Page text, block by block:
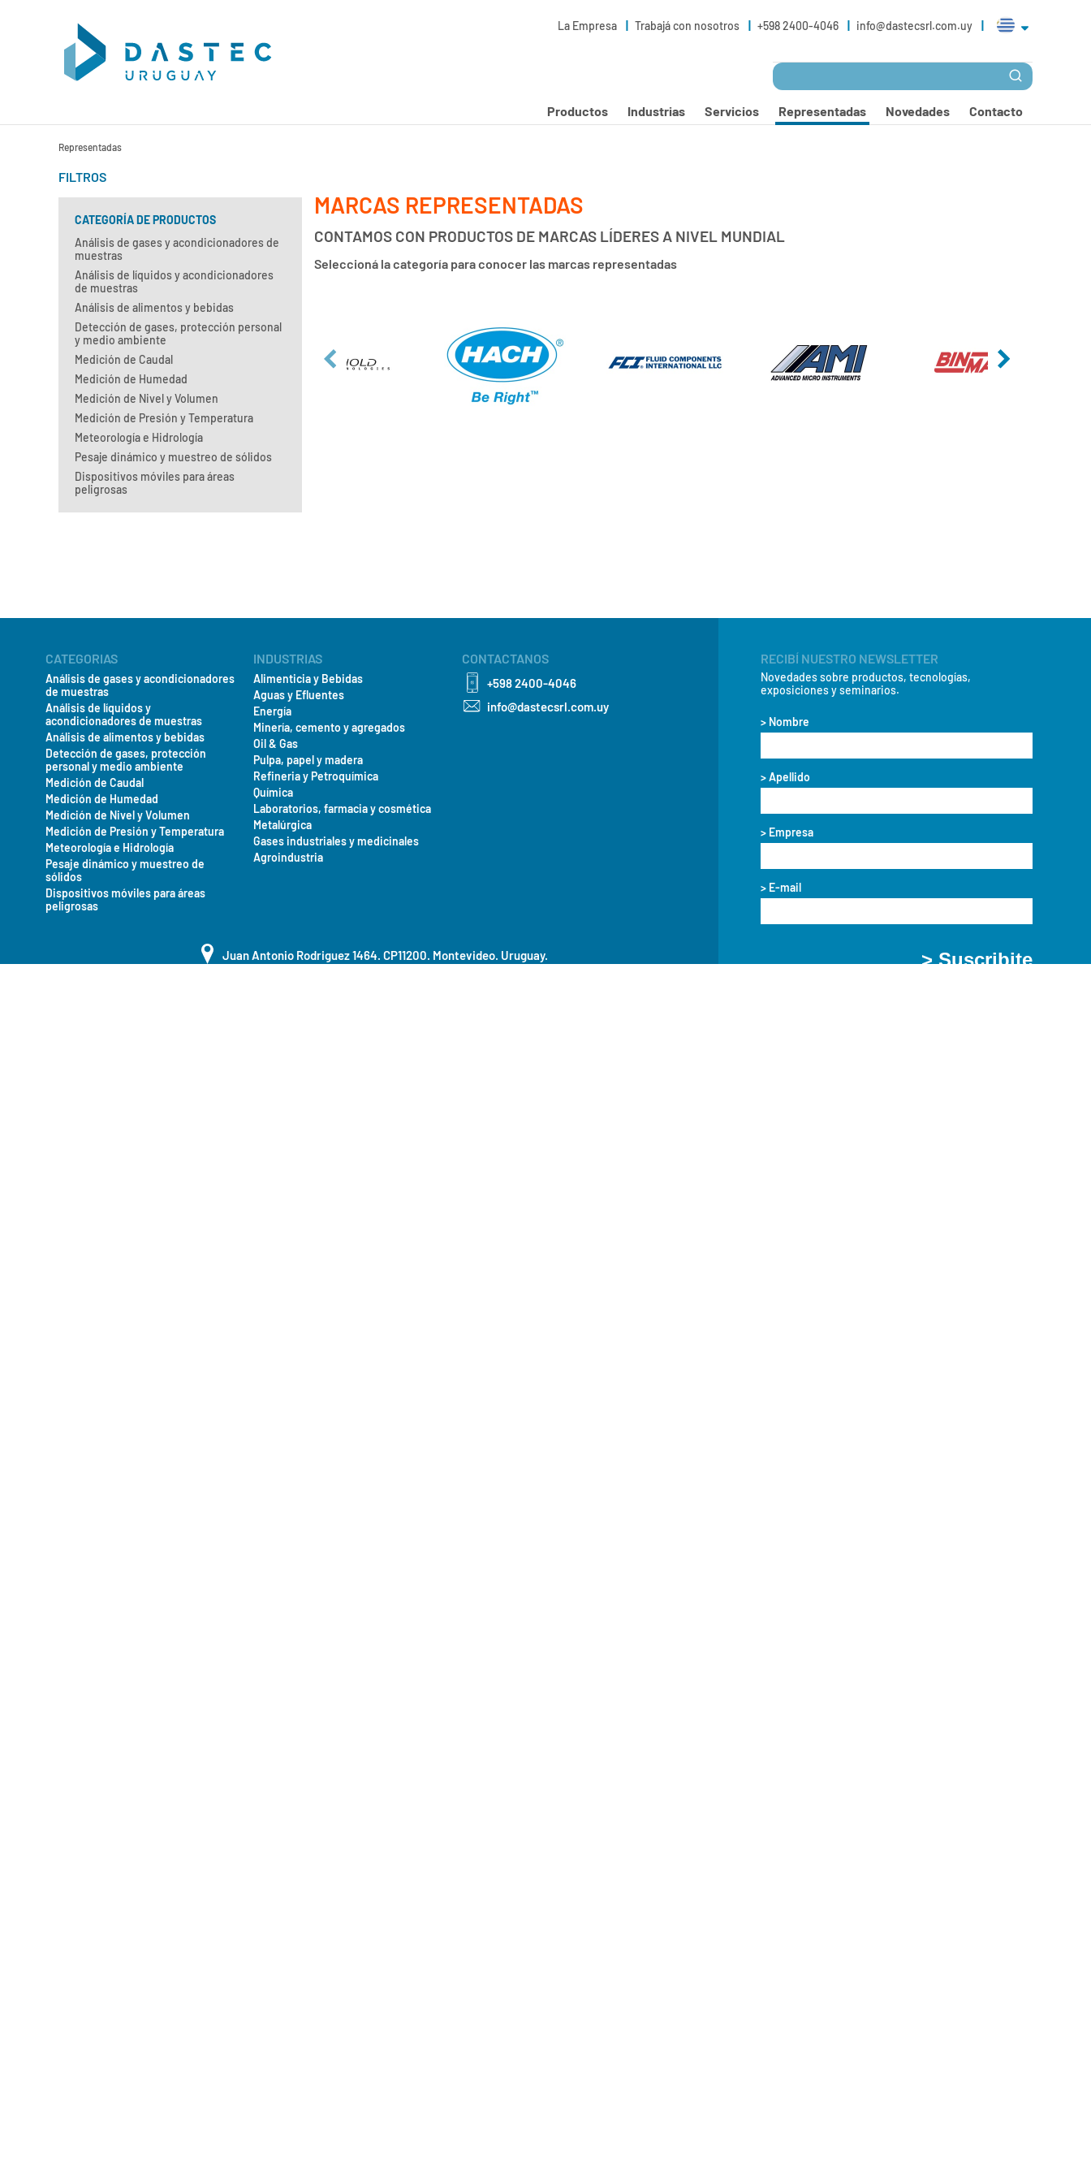
La Empresa Trabajá con nosotros +598 2400-4046 info@dastecsrl.com.uy
Productos Industrias Servicios Representadas Novedades Contacto
Representadas
FILTROS
CATEGORÍA DE PRODUCTOS
Análisis de gases y acondicionadores de
muestras
Análisis de líquidos y acondicionadores
de muestras
Análisis de alimentos y bebidas
Detección de gases, protección personal
y medio ambiente
Medición de Caudal
Medición de Humedad
Medición de Nivel y Volumen
Medición de Presión y Temperatura
Meteorología e Hidrología
Pesaje dinámico y muestreo de sólidos
Dispositivos móviles para áreas
peligrosas
MARCAS REPRESENTADAS
CONTAMOS CON PRODUCTOS DE MARCAS LÍDERES A NIVEL MUNDIAL
Seleccioná la categoría para conocer las marcas representadas
CATEGORIAS
Análisis de gases y acondicionadores
de muestras
Análisis de líquidos y
acondicionadores de muestras
Análisis de alimentos y bebidas
Detección de gases, protección
personal y medio ambiente
Medición de Caudal
Medición de Humedad
Medición de Nivel y Volumen
Medición de Presión y Temperatura
Meteorología e Hidrología
Pesaje dinámico y muestreo de
sólidos
Dispositivos móviles para áreas
peligrosas
INDUSTRIAS
Alimenticia y Bebidas
Aguas y Efluentes
Energía
Minería, cemento y agregados
Oil & Gas
Pulpa, papel y madera
Refineria y Petroquímica
Química
Laboratorios, farmacia y cosmética
Metalúrgica
Gases industriales y medicinales
Agroindustria
CONTACTANOS
+598 2400-4046
info@dastecsrl.com.uy
Juan Antonio Rodriguez 1464. CP11200. Montevideo. Uruguay.
RECIBÍ NUESTRO NEWSLETTER
Novedades sobre productos, tecnologías,
exposiciones y seminarios.
> Nombre
> Apellido
> Empresa
> E-mail
> Suscribite